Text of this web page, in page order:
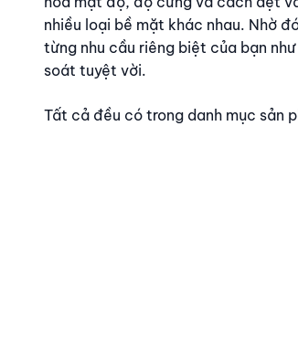
nhiều loại bề mặt khác nhau. Nhờ
từng nhu cầu riêng biệt của bạn
soát tuyệt vời.
Tất cả đều có trong danh mục sản